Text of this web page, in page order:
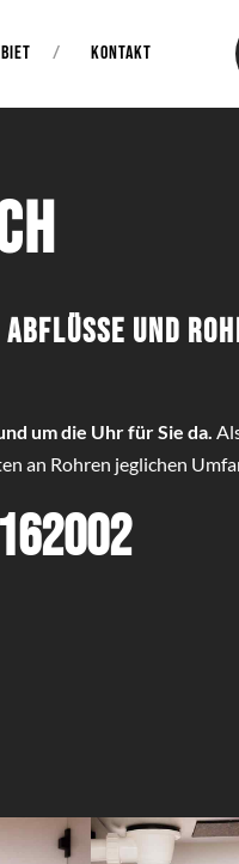
KONTAKT
Abflüsse und
um die Uhr für Sie da.
an Rohren jeglichen